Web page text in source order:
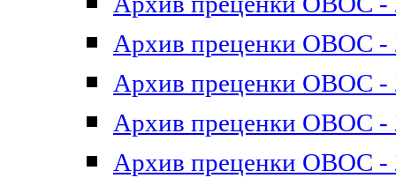
Архив преценки ОВОС -
Архив преценки ОВОС -
Архив преценки ОВОС -
Архив преценки ОВОС -